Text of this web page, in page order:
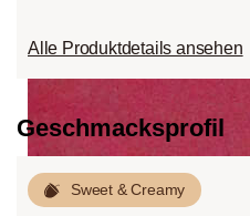
Alle Produktdetails ansehen
Geschmacksprofil
Sweet & Creamy